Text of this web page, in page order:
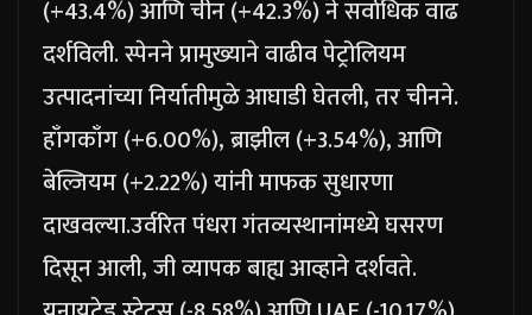
(+43.4%) आणि चीन (+42.3%) ने सर्वाधिक वाढ
दर्शविली. स्पेनने प्रामुख्याने वाढीव पेट्रोलियम
उत्पादनांच्या निर्यातीमुळे आघाडी घेतली, तर चीनने.
हाँगकाँग (+6.00%), ब्राझील (+3.54%), आणि
बेल्जियम (+2.22%) यांनी माफक सुधारणा
दाखवल्या.उर्वरित पंधरा गंतव्यस्थानांमध्ये घसरण
दिसून आली, जी व्यापक बाह्य आव्हाने दर्शवते.